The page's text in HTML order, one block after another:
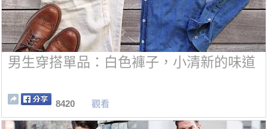
男生穿搭單品：白色褲子，小清新的味道
8420 觀看